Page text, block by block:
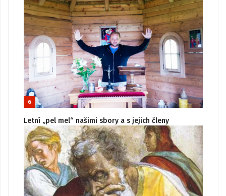
6
Letní „pel mel“ našimi sbory a s jejich členy